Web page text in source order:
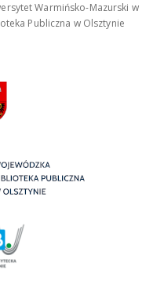
Warmińsko-Mazurski w
Publiczna w Olsztynie